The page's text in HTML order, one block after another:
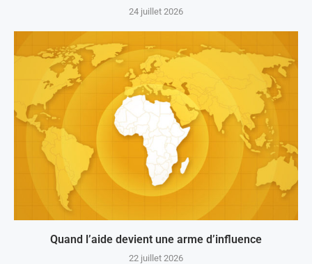
24 juillet 2026
Quand l’aide devient une arme d’influence
22 juillet 2026